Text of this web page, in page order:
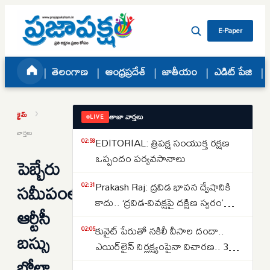
Skip to content
E-Paper
తెలంగాణ ఆంధ్రప్రదేశ్ జాతీయం ఎడిట్ పేజి
క్రైమ్ ›
వార్తలు
పెబ్బేరు
సమీపంలో
ఆర్టీసీ
బస్సు
LIVE తాజా వార్తలు
02:58EDITORIAL: త్రిపక్ష సంయుక్త రక్షణ
ఒప్పందం పర్యవసానాలు
02:31Prakash Raj: ద్రవిడ భావన ద్వేషానికి
కాదు.. ‘ద్రవిడ-వివక్షపై దక్షిణ స్వరం’
02:05కువైట్ పేరుతో నకిలీ వీసాల దందా..
ఎయిర్‌లైన్ నిర్లక్ష్యంపైనా విచారణ.. 39